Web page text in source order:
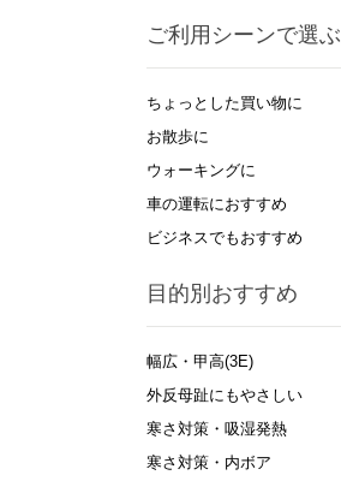
ご利用シーンで選ぶ
ちょっとした買い物に
お散歩に
ウォーキングに
車の運転におすすめ
ビジネスでもおすすめ
目的別おすすめ
幅広・甲高(3E)
外反母趾にもやさしい
寒さ対策・吸湿発熱
寒さ対策・内ボア